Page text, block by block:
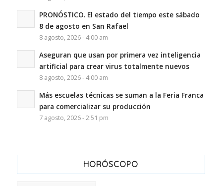
PRONÓSTICO. El estado del tiempo este sábado
8 de agosto en San Rafael
8 agosto, 2026 - 4:00 am
Aseguran que usan por primera vez inteligencia
artificial para crear virus totalmente nuevos
8 agosto, 2026 - 4:00 am
Más escuelas técnicas se suman a la Feria Franca
para comercializar su producción
7 agosto, 2026 - 2:51 pm
HORÓSCOPO